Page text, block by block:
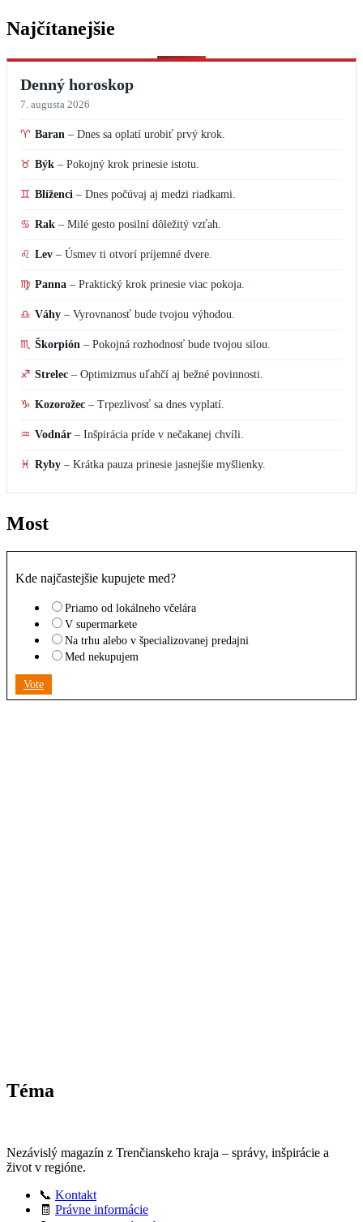
Najčítanejšie
Denný horoskop
7. augusta 2026
♈ Baran – Dnes sa oplatí urobiť prvý krok.
♉ Býk – Pokojný krok prinesie istotu.
♊ Blíženci – Dnes počúvaj aj medzi riadkami.
♋ Rak – Milé gesto posilní dôležitý vzťah.
♌ Lev – Úsmev ti otvorí príjemné dvere.
♍ Panna – Praktický krok prinesie viac pokoja.
♎ Váhy – Vyrovnanosť bude tvojou výhodou.
♏ Škorpión – Pokojná rozhodnosť bude tvojou silou.
♐ Strelec – Optimizmus uľahčí aj bežné povinnosti.
♑ Kozorožec – Trpezlivosť sa dnes vyplatí.
♒ Vodnár – Inšpirácia príde v nečakanej chvíli.
♓ Ryby – Krátka pauza prinesie jasnejšie myšlienky.
Most
Kde najčastejšie kupujete med?
Priamo od lokálneho včelára
V supermarkete
Na trhu alebo v špecializovanej predajni
Med nekupujem
Vote
Téma
Nezávislý magazín z Trenčianskeho kraja – správy, inšpirácie a
život v regióne.
📞 Kontakt
🧾 Právne informácie